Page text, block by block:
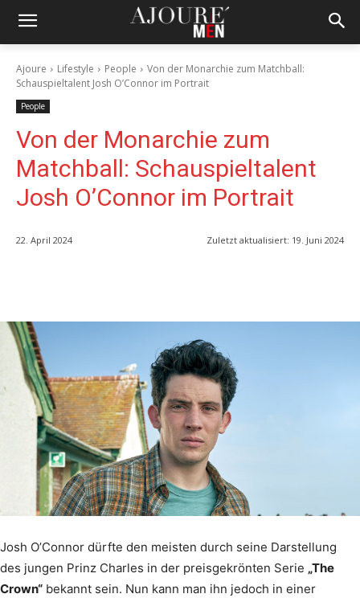
Ajoure Lifestyle People
Von der Monarchie zum Matchball:
Schauspieltalent Josh O’Connor im Portrait
People
Von der Monarchie zum
Matchball: Schauspieltalent
Josh O’Connor im Portrait
22. April 2024 Zuletzt aktualisiert: 19. Juni 2024
Josh O’Connor dürfte den meisten durch seine Darstellung
des jungen Prinz Charles in der preisgekrönten Serie „The
Crown“ bekannt sein. Nun kann man ihn jedoch in einer